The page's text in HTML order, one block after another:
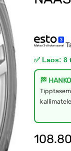
✅ Laos: 8
🏁
108.80